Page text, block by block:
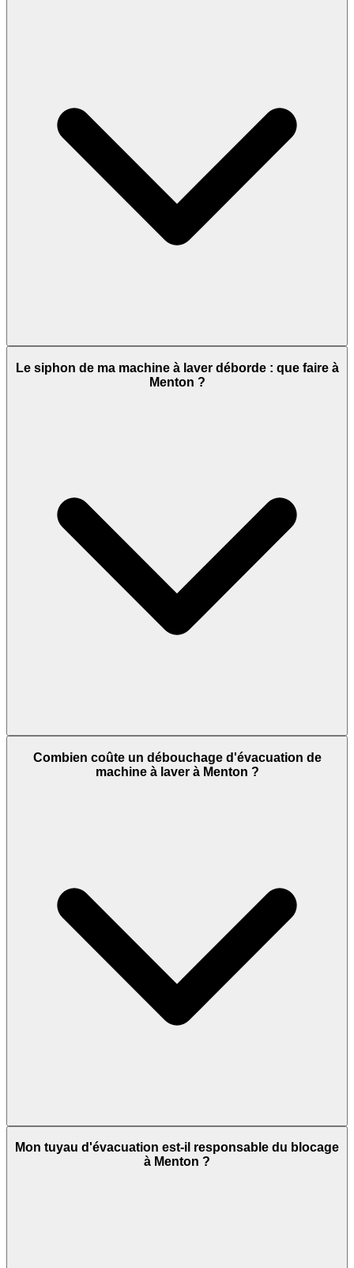
Le siphon de ma machine à laver déborde : que faire à
Menton ?
Combien coûte un débouchage d'évacuation de
machine à laver à Menton ?
Mon tuyau d'évacuation est-il responsable du blocage
à Menton ?